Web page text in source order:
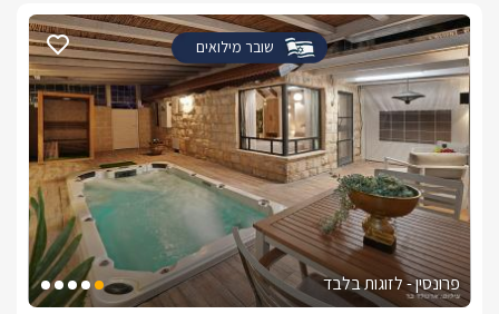
שובר מילואים
פרונסין - לזוגות בלבד